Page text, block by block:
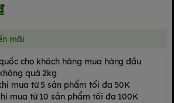
mãi
cho khách hàng mua hàng đầu
quá 2kg
mua từ 5 sản phẩm tối đa 50K
mua từ 10 sản phẩm tối đa 100K